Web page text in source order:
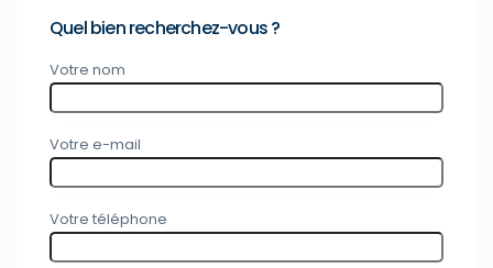
Quel bien recherchez-vous ?
Votre nom
Votre e-mail
Votre téléphone